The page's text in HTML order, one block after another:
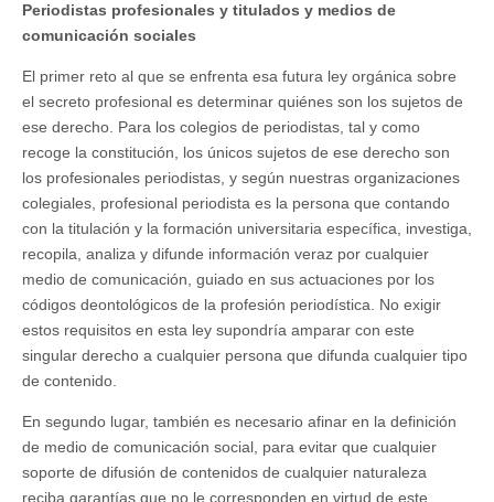
Periodistas profesionales y titulados y medios de
comunicación sociales
El primer reto al que se enfrenta esa futura ley orgánica sobre
el secreto profesional es determinar quiénes son los sujetos de
ese derecho. Para los colegios de periodistas, tal y como
recoge la constitución, los únicos sujetos de ese derecho son
los profesionales periodistas, y según nuestras organizaciones
colegiales, profesional periodista es la persona que contando
con la titulación y la formación universitaria específica, investiga,
recopila, analiza y difunde información veraz por cualquier
medio de comunicación, guiado en sus actuaciones por los
códigos deontológicos de la profesión periodística. No exigir
estos requisitos en esta ley supondría amparar con este
singular derecho a cualquier persona que difunda cualquier tipo
de contenido.
En segundo lugar, también es necesario afinar en la definición
de medio de comunicación social, para evitar que cualquier
soporte de difusión de contenidos de cualquier naturaleza
reciba garantías que no le corresponden en virtud de este